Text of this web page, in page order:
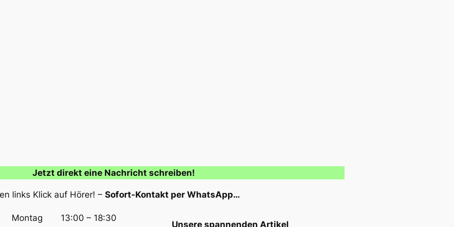
Jetzt direkt eine Nachricht schreiben!
links Klick auf Hörer! – Sofort-Kontakt per WhatsApp…
Montag 13:00 – 18:30
Unsere spannenden Artikel